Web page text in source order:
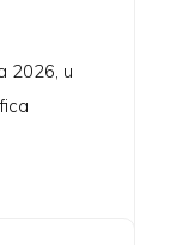
2026, u